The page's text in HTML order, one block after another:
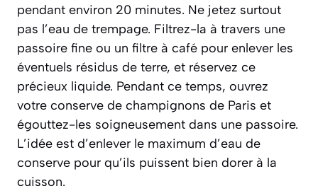
pendant environ 20 minutes. Ne jetez surtout
pas l’eau de trempage. Filtrez-la à travers une
passoire fine ou un filtre à café pour enlever les
éventuels résidus de terre, et réservez ce
précieux liquide. Pendant ce temps, ouvrez
votre conserve de champignons de Paris et
égouttez-les soigneusement dans une passoire.
L’idée est d’enlever le maximum d’eau de
conserve pour qu’ils puissent bien dorer à la
cuisson.